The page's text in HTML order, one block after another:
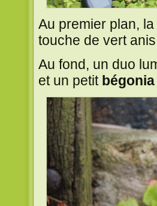
Au premier plan, la
touche de vert
Au fond, un duo
et un petit bégonia